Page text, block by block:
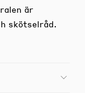
är
skötselråd.